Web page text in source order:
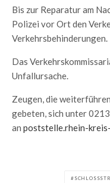
Bis zur Reparatur am
Polizei vor Ort den
Verkehrsbehinderungen.
Das
Unfallursache.
Zeugen, die
gebeten, sich unter
an poststelle.rhein-